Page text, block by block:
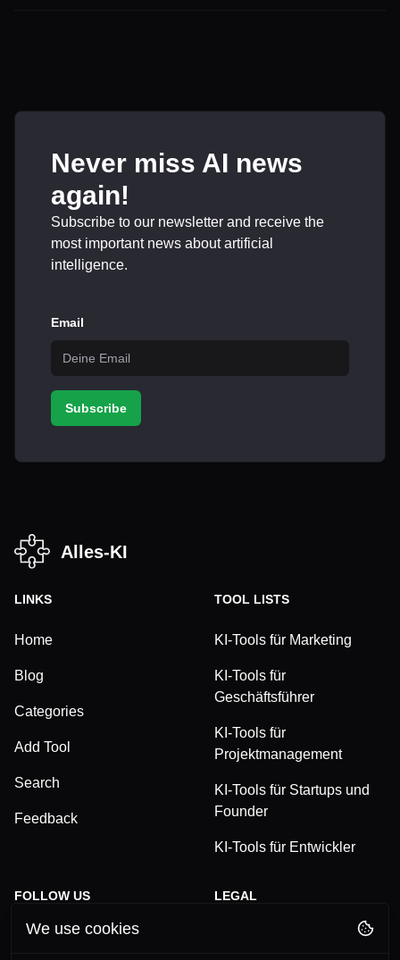
Never miss AI news
again!
Subscribe to our newsletter and receive the
most important news about artificial
intelligence.
Email
Subscribe
Alles-KI
LINKS
Home
Blog
Categories
Add Tool
Search
Feedback
TOOL LISTS
KI-Tools für Marketing
KI-Tools für
Geschäftsführer
KI-Tools für
Projektmanagement
KI-Tools für Startups und
Founder
KI-Tools für Entwickler
FOLLOW US
TikTok
LEGAL
We use cookies